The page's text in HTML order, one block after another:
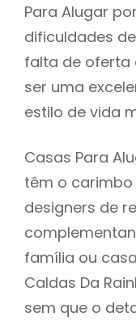
Para Alugar
dificuldades
falta de oferta
ser uma
estilo de vida
Casas Para
têm o
designers de
família ou
Caldas Da
sem que o